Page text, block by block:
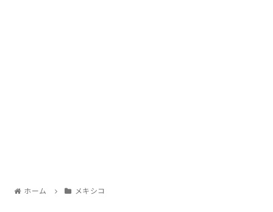
ホーム メキシコ